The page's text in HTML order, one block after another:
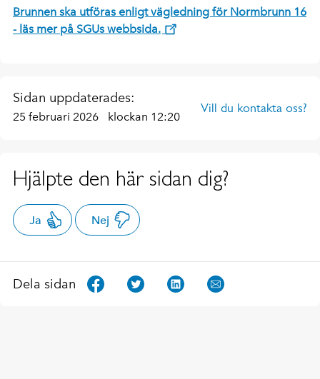
Brunnen ska utföras enligt vägledning för Normbrunn 16
- läs mer på SGUs webbsida.
Sidan uppdaterades:
25 februari 2026 klockan 12:20
Vill du kontakta oss?
Hjälpte den här sidan dig?
Ja Nej
Dela sidan